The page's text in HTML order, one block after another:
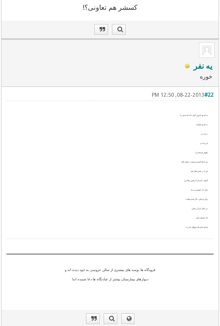
کسشر هم تعاونی؟!
یه نفر
خوره
#22
08-22-2013, 12:50 PM
به نامِ تو، امروز، آواز داده ام سحر را
به نامِ تو خواندم
درخت و
پل و باد و
نیلوفرِ صبحدم را.
تو را باغ نامیدم و صبح در کوچه بالید
تو را در نفس های خود
آشیان دادم ای آذرخشِ مقدّس!
میان دل خویش و دریا
برای تو جایی دگر بایدم ساخت
در ایجاز باران و جایی
که نشنفته باشد
صدای قدم ها و هیهای غم را...
فرودگاه ها بوسه های بیشتری از سالن عروسی به خود دیده اند و
دیوارهای بیمارستان بیشتر از عبادتگاه ها دعا شنیده اند!